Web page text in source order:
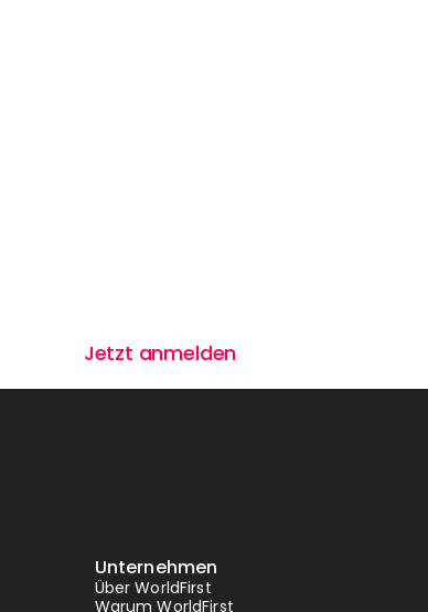
Jetzt anmelden
Unternehmen
Über WorldFirst
Warum WorldFirst